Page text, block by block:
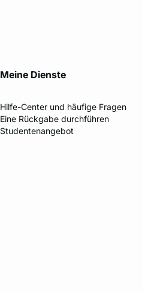
Meine Dienste
Hilfe-Center und häufige Fragen
Eine Rückgabe durchführen
Studentenangebot